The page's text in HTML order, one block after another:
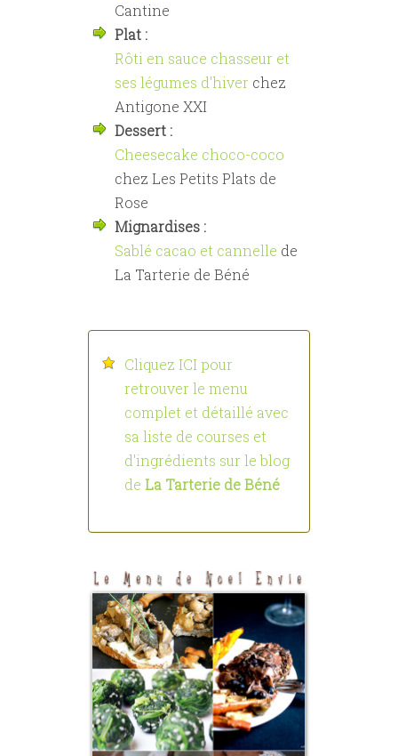
Cantine
Plat :
Rôti en sauce chasseur et
ses légumes d'hiver chez
Antigone XXI
Dessert :
Cheesecake choco-coco
chez Les Petits Plats de
Rose
Mignardises :
Sablé cacao et cannelle de
La Tarterie de Béné
Cliquez ICI pour
retrouver le menu
complet et détaillé avec
sa liste de courses et
d'ingrédients sur le blog
de La Tarterie de Béné